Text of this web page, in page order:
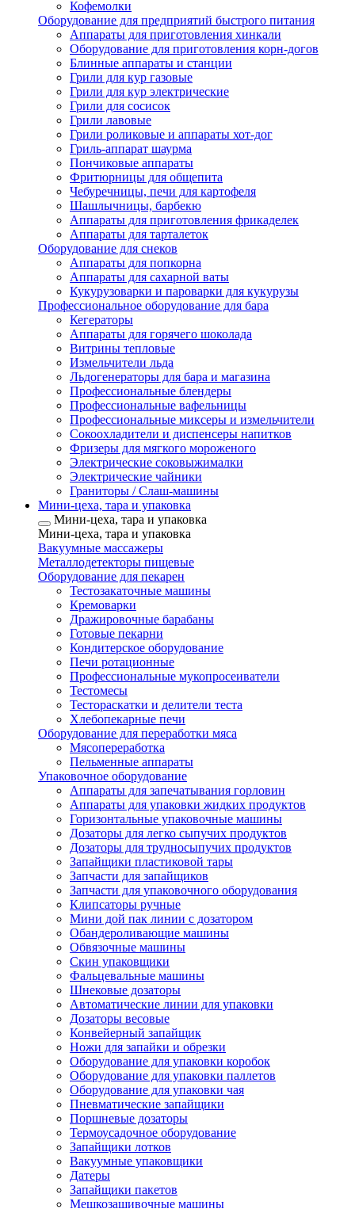
Кофемолки
Оборудование для предприятий быстрого питания
Аппараты для приготовления хинкали
Оборудование для приготовления корн-догов
Блинные аппараты и станции
Грили для кур газовые
Грили для кур электрические
Грили для сосисок
Грили лавовые
Грили роликовые и аппараты хот-дог
Гриль-аппарат шаурма
Пончиковые аппараты
Фритюрницы для общепита
Чебуречницы, печи для картофеля
Шашлычницы, барбекю
Аппараты для приготовления фрикаделек
Аппараты для тарталеток
Оборудование для снеков
Аппараты для попкорна
Аппараты для сахарной ваты
Кукурузоварки и пароварки для кукурузы
Профессиональное оборудование для бара
Кегераторы
Аппараты для горячего шоколада
Витрины тепловые
Измельчители льда
Льдогенераторы для бара и магазина
Профессиональные блендеры
Профессиональные вафельницы
Профессиональные миксеры и измельчители
Сокоохладители и диспенсеры напитков
Фризеры для мягкого мороженого
Электрические соковыжималки
Электрические чайники
Граниторы / Слаш-машины
Мини-цеха, тара и упаковка
Мини-цеха, тара и упаковка
Мини-цеха, тара и упаковка
Вакуумные массажеры
Металлодетекторы пищевые
Оборудование для пекарен
Тестозакаточные машины
Кремоварки
Дражировочные барабаны
Готовые пекарни
Кондитерское оборудование
Печи ротационные
Профессиональные мукопросеиватели
Тестомесы
Тестораскатки и делители теста
Хлебопекарные печи
Оборудование для переработки мяса
Мясопереработка
Пельменные аппараты
Упаковочное оборудование
Аппараты для запечатывания горловин
Аппараты для упаковки жидких продуктов
Горизонтальные упаковочные машины
Дозаторы для легко сыпучих продуктов
Дозаторы для трудносыпучих продуктов
Запайщики пластиковой тары
Запчасти для запайщиков
Запчасти для упаковочного оборудования
Клипсаторы ручные
Мини дой пак линии с дозатором
Обандероливающие машины
Обвязочные машины
Скин упаковщики
Фальцевальные машины
Шнековые дозаторы
Автоматические линии для упаковки
Дозаторы весовые
Конвейерный запайщик
Ножи для запайки и обрезки
Оборудование для упаковки коробок
Оборудование для упаковки паллетов
Оборудование для упаковки чая
Пневматические запайщики
Поршневые дозаторы
Термоусадочное оборудование
Запайщики лотков
Вакуумные упаковщики
Датеры
Запайщики пакетов
Мешкозашивочные машины